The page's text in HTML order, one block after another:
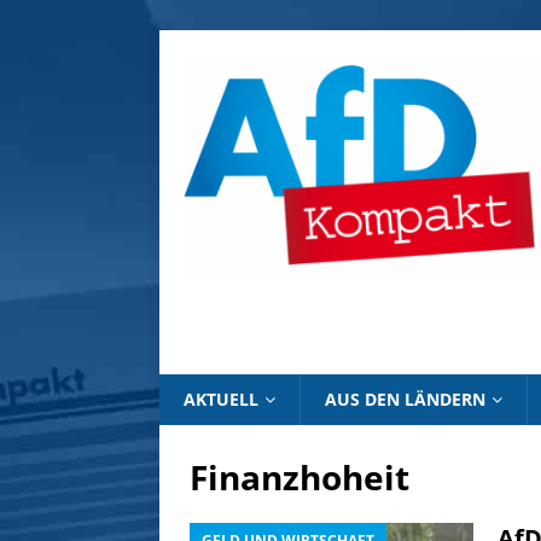
AKTUELL AUS DEN LÄNDERN
Finanzhoheit